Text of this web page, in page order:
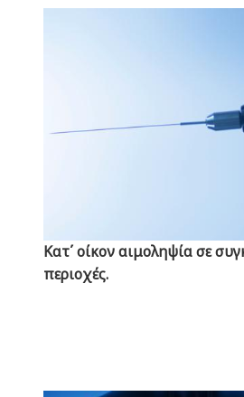
Κατ΄ οίκον αιμοληψία σε
περιοχές.